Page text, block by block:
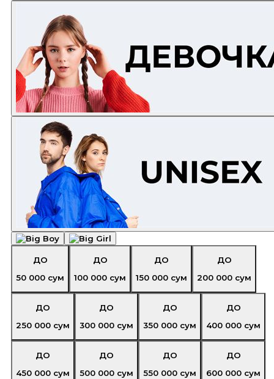
ДО
50 000 сум
ДО
100 000 сум
ДО
150 000 сум
ДО
200 000 сум
ДО
250 000 сум
ДО
300 000 сум
ДО
350 000 сум
ДО
400 000 сум
ДО
450 000 сум
ДО
500 000 сум
ДО
550 000 сум
ДО
600 000 сум